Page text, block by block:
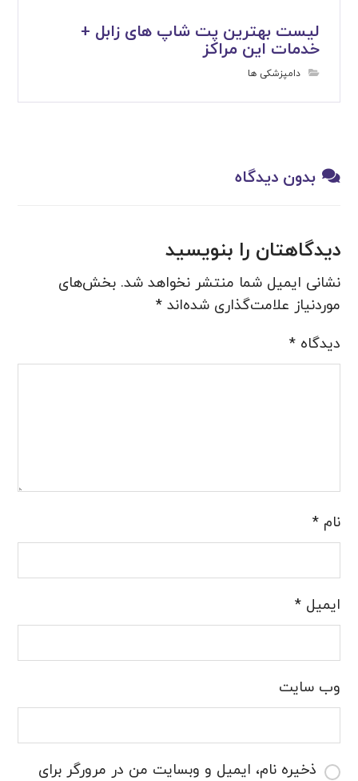
لیست بهترین پت شاپ های زابل +
خدمات این مراکز
دامپزشکی ها
بدون دیدگاه
دیدگاهتان را بنویسید
نشانی ایمیل شما منتشر نخواهد شد. بخش‌های
موردنیاز علامت‌گذاری شده‌اند*
دیدگاه*
نام*
ایمیل*
وب‌ سایت
ذخیره نام، ایمیل و وبسایت من در مرورگر برای